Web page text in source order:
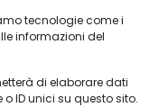
tecnologie come i
informazioni del
di elaborare dati
ID unici su questo sito.